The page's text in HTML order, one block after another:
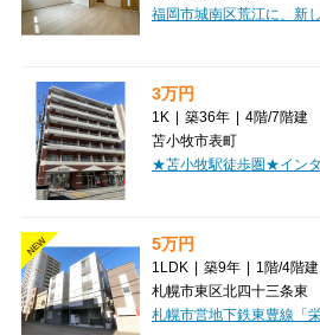
3万円
1K | 築36年 | 4階/7階建
苫小牧市表町
NEW 5万円
1LDK | 築9年 | 1階/4階建
札幌市東区北四十三条東